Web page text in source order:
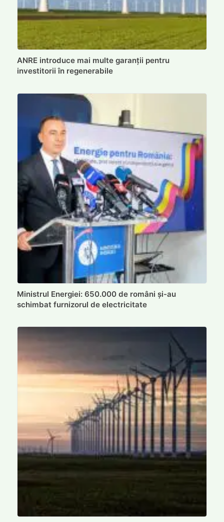
ANRE introduce mai multe garanții pentru
investitorii în regenerabile
Ministrul Energiei: 650.000 de români și-au
schimbat furnizorul de electricitate